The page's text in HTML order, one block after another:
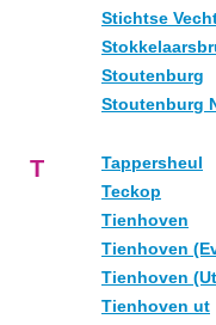
Stichtse
Stoutenburg
Stoutenburg
T
Tappersheul
Teckop
Tienhoven
Tienhoven
Tienhoven
Tienhoven ut